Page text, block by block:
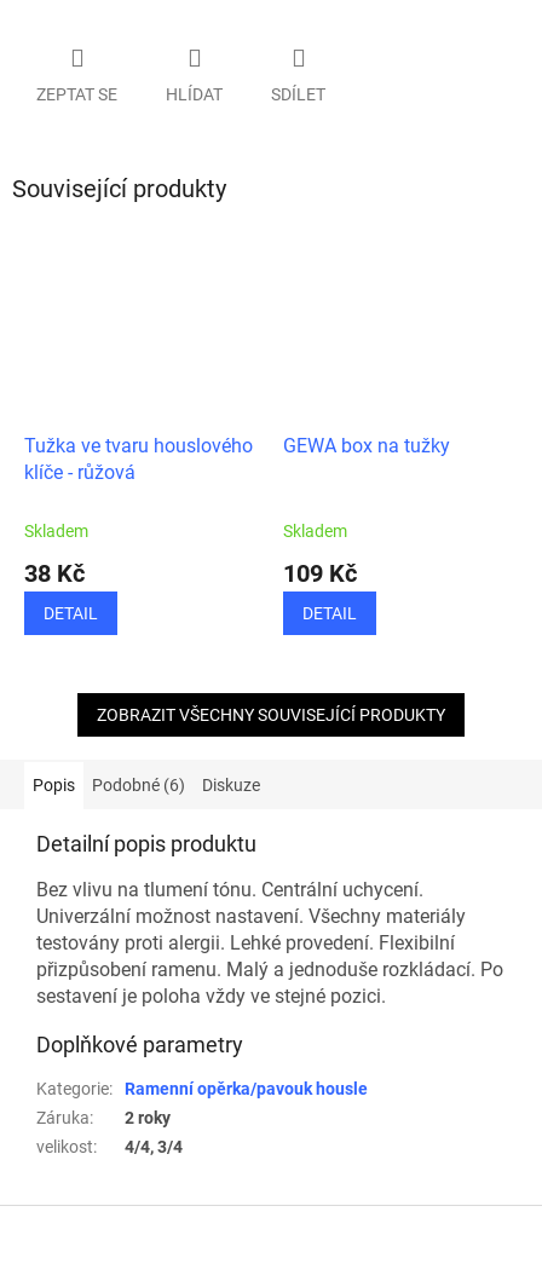
ZEPTAT SE HLÍDAT SDÍLET
Související produkty
Tužka ve tvaru houslového
klíče - růžová
Skladem
38 Kč
DETAIL
GEWA box na tužky
Skladem
109 Kč
DETAIL
ZOBRAZIT VŠECHNY SOUVISEJÍCÍ PRODUKTY
Popis Podobné (6) Diskuze
Detailní popis produktu
Bez vlivu na tlumení tónu. Centrální uchycení.
Univerzální možnost nastavení. Všechny materiály
testovány proti alergii. Lehké provedení. Flexibilní
přizpůsobení ramenu. Malý a jednoduše rozkládací. Po
sestavení je poloha vždy ve stejné pozici.
Doplňkové parametry
Kategorie:
Ramenní opěrka/pavouk housle
Záruka:
2 roky
velikost: 4/4, 3/4